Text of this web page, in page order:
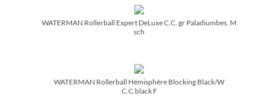
WATERMAN Rollerball Expert DeLuxe C.C. gr Paladiumbes. M
sch
WATERMAN Rollerball Hémisphère Blocking Black/­W
C.C.black F